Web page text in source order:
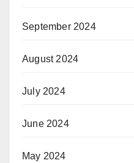
September 2024
August 2024
July 2024
June 2024
May 2024